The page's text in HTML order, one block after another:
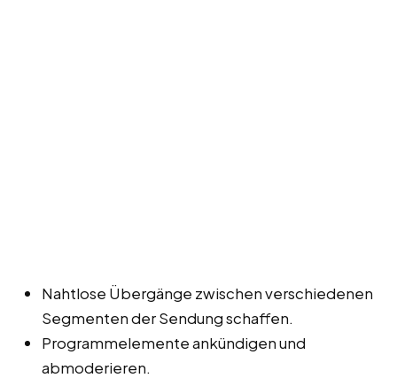
Nahtlose Übergänge zwischen verschiedenen
Segmenten der Sendung schaffen.
Programmelemente ankündigen und
abmoderieren.